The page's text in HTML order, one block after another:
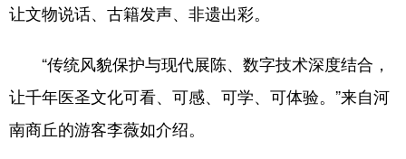
让文物说话、古籍发声、非遗出彩。
“传统风貌保护与现代展陈、数字技术深度结合，
让千年医圣文化可看、可感、可学、可体验。”来自河
南商丘的游客李薇如介绍。